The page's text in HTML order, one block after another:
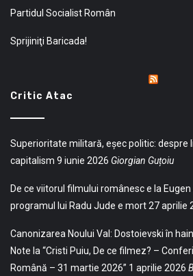
Partidul Socialist Român
Sprijiniţi Baricada!
Critic Atac
Superioritate militară, eșec politic: despre
capitalism 9 iunie 2026 Giorgian Guțoiu
De ce viitorul filmului românesc e la Eugen
programul lui Radu Jude e mort27 aprilie
Canonizarea Noului Val: Dostoievski în
Note la “Cristi Puiu, De ce filmez? –
Română – 31 martie 2026” 1 aprilie 2026